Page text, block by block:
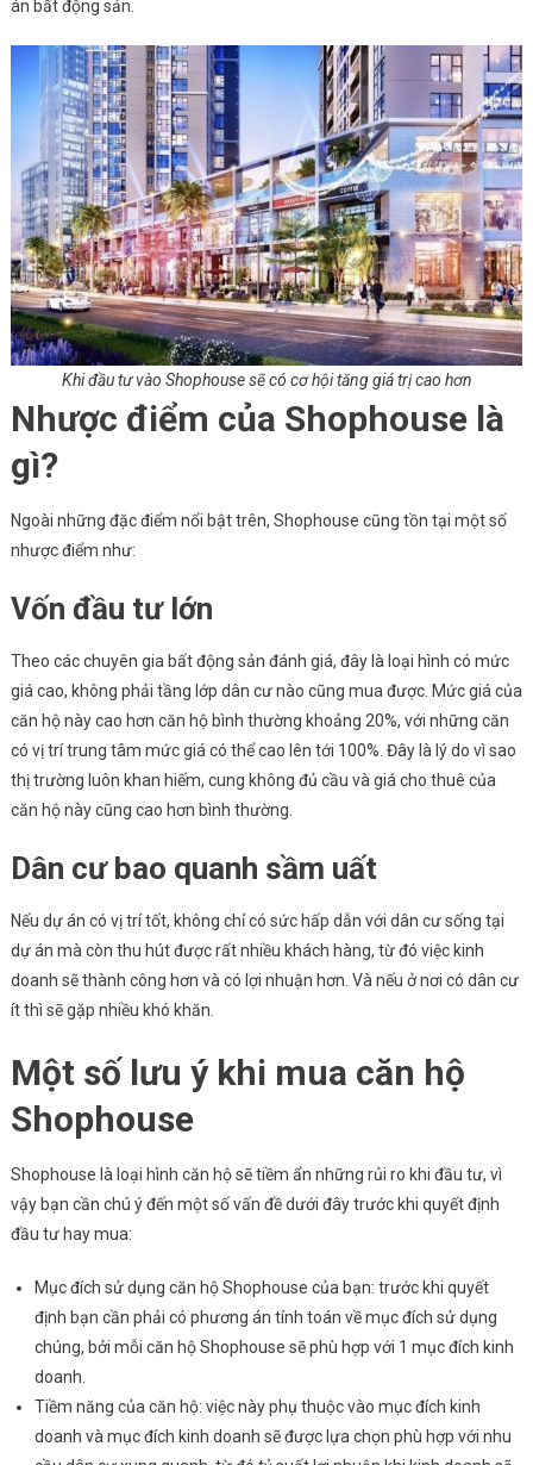
án bất động sản.
Khi đầu tư vào Shophouse sẽ có cơ hội tăng giá trị cao hơn
Nhược điểm của Shophouse là
gì?
Ngoài những đặc điểm nổi bật trên, Shophouse cũng tồn tại một số
nhược điểm như:
Vốn đầu tư lớn
Theo các chuyên gia bất động sản đánh giá, đây là loại hình có mức
giá cao, không phải tầng lớp dân cư nào cũng mua được. Mức giá của
căn hộ này cao hơn căn hộ bình thường khoảng 20%, với những căn
có vị trí trung tâm mức giá có thể cao lên tới 100%. Đây là lý do vì sao
thị trường luôn khan hiếm, cung không đủ cầu và giá cho thuê của
căn hộ này cũng cao hơn bình thường.
Dân cư bao quanh sầm uất
Nếu dự án có vị trí tốt, không chỉ có sức hấp dẫn với dân cư sống tại
dự án mà còn thu hút được rất nhiều khách hàng, từ đó việc kinh
doanh sẽ thành công hơn và có lợi nhuận hơn. Và nếu ở nơi có dân cư
ít thì sẽ gặp nhiều khó khăn.
Một số lưu ý khi mua căn hộ
Shophouse
Shophouse là loại hình căn hộ sẽ tiềm ẩn những rủi ro khi đầu tư, vì
vậy bạn cần chú ý đến một số vấn đề dưới đây trước khi quyết định
đầu tư hay mua:
Mục đích sử dụng căn hộ Shophouse của bạn: trước khi quyết
định bạn cần phải có phương án tính toán về mục đích sử dụng
chúng, bởi mỗi căn hộ Shophouse sẽ phù hợp với 1 mục đích kinh
doanh.
Tiềm năng của căn hộ: việc này phụ thuộc vào mục đích kinh
doanh và mục đích kinh doanh sẽ được lựa chọn phù hợp với nhu